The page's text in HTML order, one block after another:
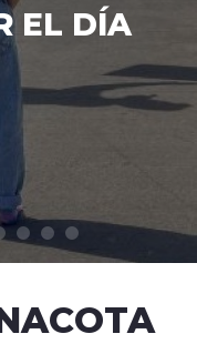
EL MES